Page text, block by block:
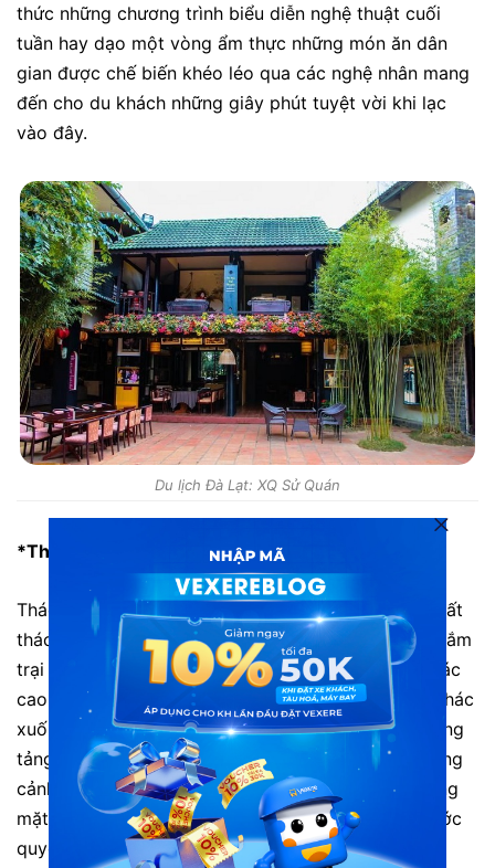
thức những chương trình biểu diễn nghệ thuật cuối
tuần hay dạo một vòng ẩm thực những món ăn dân
gian được chế biến khéo léo qua các nghệ nhân mang
đến cho du khách những giây phút tuyệt vời khi lạc
vào đây.
Du lịch Đà Lạt: XQ Sử Quán
*Thác Pongour
Thác Pongour được mệnh danh là Nam Thiên đệ nhất
thác. Nơi đây vô cùng thích hợp cho du khách tới cắm
trại và nghỉ dưỡng. Nhìn từ xa, du khách sẽ thấy thác
cao khoảng 50m. Nhiều tầng thác đổ từ trên đỉnh thác
xuống tung bọt trắng xóa. Mặt hồ rộng lớn với những
tảng đá nhấp nhô bao quanh thác tạo nên một khung
cảnh thiên nhiên hùng vĩ, thơ mộng. Chạm tay xuống
mặt hồ bạn sẽ cảm nhận hơi mát lạnh của dòng nước
quyến rũ.